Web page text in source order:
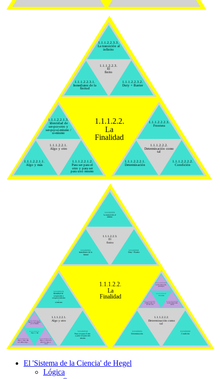
1.1.1.2.2.
La
Finalidad
1.1.1.2.2.1.
Algo y otro
1.1.1.2.2.1.1.
Algo y más
1.1.1.2.2.1.2.
Para ser para el
otro y para ser
para uno mismo
1.1.1.2.2.1.3.
Identidad de
ser-por-otro y
ser-por-sí-mismo /
sí-mismo
1.1.1.2.2.2.
Determinación como
tal
1.1.1.2.2.2.1.
Determinación
1.1.1.2.2.2.2.
Condición
1.1.1.2.2.2.3.
Frontera
1.1.1.2.2.3.
El
finito
1.1.1.2.2.3.1.
Inmediatez de la
finitud
1.1.1.2.2.3.2.
Duty + Barrier
1.1.1.2.2.3.3.
La transición al
infinito
1.1.1.2.2.
La
Finalidad
1.1.1.2.2.1.
Algo y otro
1.1.1.2.2.1.1.
Algo y más
1.1.1.2.2.1.1.1.
Algo y algo más
son ambos algo
1.1.1.2.2.1.1.2.
Algo y otros son
cada uno algo y
otros
1.1.1.2.2.1.1.3.
Que lo que cambia
por sí mismo
1.1.1.2.2.1.2.
Para ser para el otro
y para ser para uno
mismo
1.1.1.2.2.1.3.
Identidad de
ser-por-otro y
ser-por-sí-mismo
/
sí-mismo
1.1.1.2.2.2.
Determinación como
tal
1.1.1.2.2.2.1.
Determinación
1.1.1.2.2.2.2.
Condición
1.1.1.2.2.2.3.
Frontera
1.1.1.2.2.2.3.1.
Límite como no
ser del otro
1.1.1.2.2.2.3.2.
La frontera como
centro
1.1.1.2.2.2.3.3.
La frontera como
principio
1.1.1.2.2.3.
El
finito
1.1.1.2.2.3.1.
Inmediatez de la
finitud
1.1.1.2.2.3.2.
Duty + Barrier
1.1.1.2.2.3.3.
La transición al
infinito
El 'Sistema de la Ciencia' de Hegel
Lógica